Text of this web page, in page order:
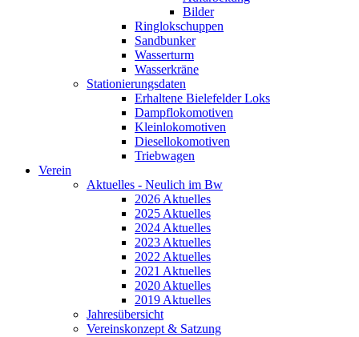
Bilder
Ringlokschuppen
Sandbunker
Wasserturm
Wasserkräne
Stationierungsdaten
Erhaltene Bielefelder Loks
Dampflokomotiven
Kleinlokomotiven
Diesellokomotiven
Triebwagen
Verein
Aktuelles - Neulich im Bw
2026 Aktuelles
2025 Aktuelles
2024 Aktuelles
2023 Aktuelles
2022 Aktuelles
2021 Aktuelles
2020 Aktuelles
2019 Aktuelles
Jahresübersicht
Vereinskonzept & Satzung